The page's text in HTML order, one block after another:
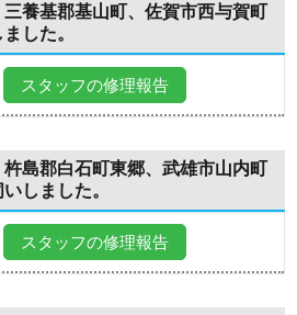
養基郡基山町、佐賀市西与賀町
した。
スタッフの修理報告
島郡白石町東郷、武雄市山内町
しました。
スタッフの修理報告